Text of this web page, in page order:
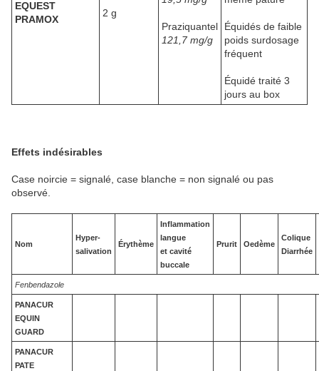
EQUEST
PRAMOX
2 g
Praziquantel
121,7 mg/g
Équidés de faible
poids surdosage
fréquent
Équidé traité 3
jours au box
Effets indésirables
Case noircie = signalé, case blanche = non signalé ou pas
observé.
Nom
Hyper-
salivation
Érythème
Inflammation
langue
et cavité
buccale
Prurit Oedème
Colique
Diarrhée
Fenbendazole
PANACUR
EQUIN
GUARD
PANACUR
PATE